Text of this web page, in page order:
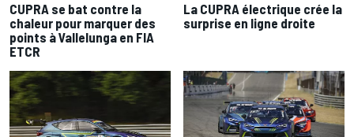
CUPRA se bat contre la
chaleur pour marquer des
points à Vallelunga en FIA
ETCR
La CUPRA électrique crée la
surprise en ligne droite